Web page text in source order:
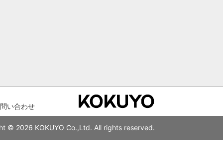
い合わせ
© 2026 KOKUYO Co.,Ltd. All rights reserved.